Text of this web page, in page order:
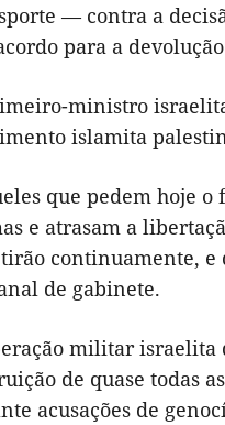
— contra a
para a
ministro
islamita
que pedem hoje
e atrasam a
continuamente, e
de gabinete.
militar israelita
de quase todas
acusações de